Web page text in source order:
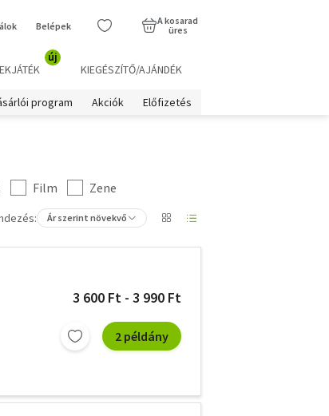
Belépek
A kosarad
üres
új
KIEGÉSZÍTŐ/AJÁNDÉK
program Akciók Előfizetés
Film
Zene
Ár szerint növekvő
3 600 Ft - 3 990 Ft
2 példány